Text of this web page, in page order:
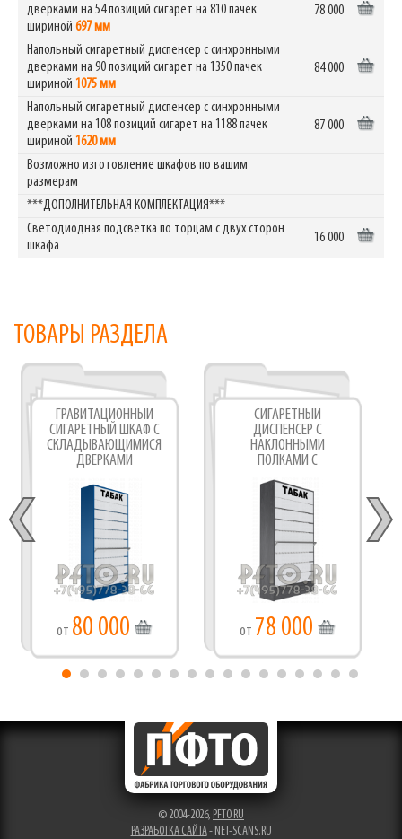
дверками на 54 позиций сигарет на 810 пачек
шириной 697 мм
78 000
Напольный сигаретный диспенсер с синхронными
дверками на 90 позиций сигарет на 1350 пачек
шириной 1075 мм
84 000
Напольный сигаретный диспенсер с синхронными
дверками на 108 позиций сигарет на 1188 пачек
шириной 1620 мм
87 000
Возможно изготовление шкафов по вашим
размерам
***ДОПОЛНИТЕЛЬНАЯ КОМПЛЕКТАЦИЯ***
Светодиодная подсветка по торцам с двух сторон
шкафа
16 000
ТОВАРЫ РАЗДЕЛА
ГРАВИТАЦИОННЫЙ
СИГАРЕТНЫЙ ШКАФ С
СКЛАДЫВАЮЩИМИСЯ
ДВЕРКАМИ
от 80 000
СИГАРЕТНЫЙ
ДИСПЕНСЕР С
НАКЛОННЫМИ
ПОЛКАМИ С
СИНХРОННЫМИ
ШТОРКАМИ
от 78 000
© 2004-2026, PFTO.RU
РАЗРАБОТКА САЙТА- NET-SCANS.RU